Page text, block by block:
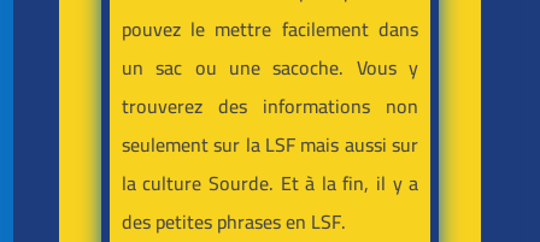
pouvez le mettre facilement dans
un sac ou une sacoche. Vous y
trouverez des informations non
seulement sur la LSF mais aussi sur
la culture Sourde. Et à la fin, il y a
des petites phrases en LSF.